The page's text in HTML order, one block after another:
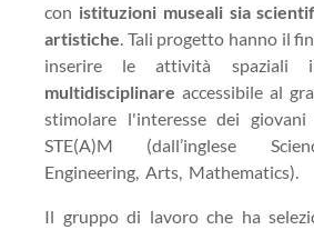
con istituzioni museali sia
artistiche. Tali progetto hanno il
inserire le attività
multidisciplinare accessibile al
stimolare l'interesse dei
STE(A)M (dall’inglese
Engineering, Arts, Mathematics).
Il gruppo di lavoro che ha